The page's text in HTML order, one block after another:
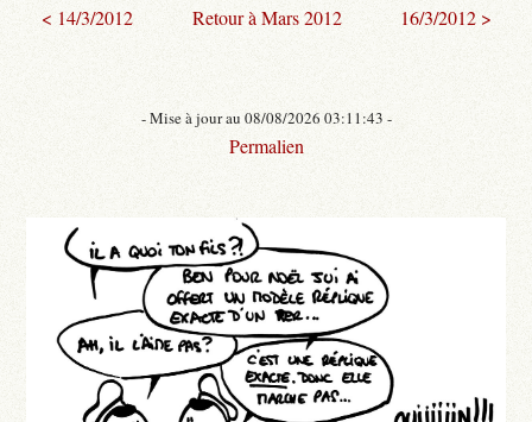
< 14/3/2012 Retour à Mars 2012 16/3/2012 >
- Mise à jour au 08/08/2026 03:11:43 -
Permalien